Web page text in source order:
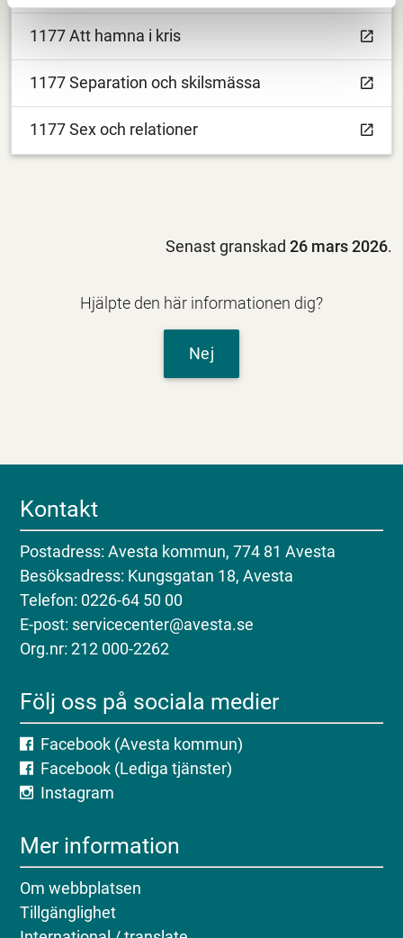
1177 Att hamna i kris
1177 Separation och skilsmässa
1177 Sex och relationer
Senast granskad26 mars 2026.
Hjälpte den här informationen dig?
Nej
Kontakt
Postadress: Avesta kommun, 774 81 Avesta
Besöksadress: Kungsgatan 18, Avesta
Telefon: 0226-64 50 00
E-post: servicecenter@avesta.se
Org.nr: 212 000-2262
Följ oss på sociala medier
Facebook (Avesta kommun)
Facebook (Lediga tjänster)
Instagram
Mer information
Om webbplatsen
Tillgänglighet